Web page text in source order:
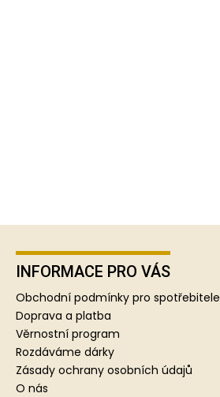
Z
INFORMACE PRO VÁS
Obchodní podmínky pro spotřebitele
Doprava a platba
Věrnostní program
Rozdáváme dárky
Zásady ochrany osobních údajů
O nás